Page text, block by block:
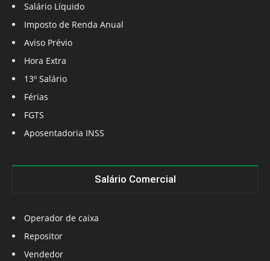
Salário Líquido
Imposto de Renda Anual
Aviso Prévio
Hora Extra
13º Salário
Férias
FGTS
Aposentadoria INSS
Salário Comercial
Operador de caixa
Repositor
Vendedor